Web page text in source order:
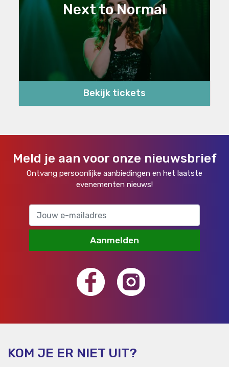
Next to Normal
Bekijk tickets
Meld je aan voor onze nieuwsbrief
Ontvang persoonlijke aanbiedingen en het laatste
evenementen nieuws!
Aanmelden
KOM JE ER NIET UIT?